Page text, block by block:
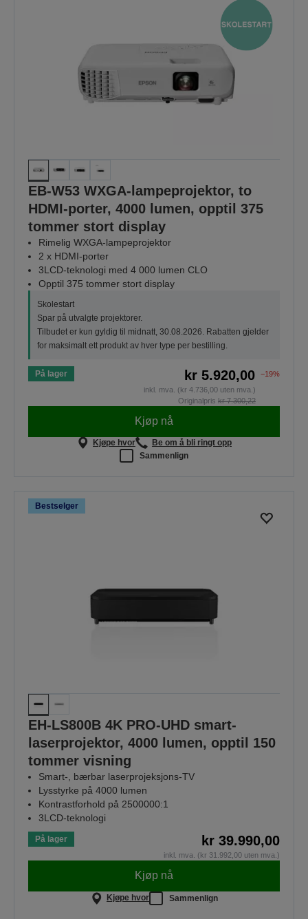
EB-W53 WXGA-lampeprojektor, to
HDMI-porter, 4000 lumen, opptil 375
tommer stort display
Rimelig WXGA-lampeprojektor
2 x HDMI-porter
3LCD-teknologi med 4 000 lumen CLO
Opptil 375 tommer stort display
Skolestart
Spar på utvalgte projektorer.
Tilbudet er kun gyldig til midnatt, 30.08.2026. Rabatten gjelder
for maksimalt ett produkt av hver type per bestilling.
På lager kr 5.920,00
−19%
inkl. mva. (kr 4.736,00 uten mva.)
Originalpris kr 7.300,22
Kjøp nå
Kjøpe hvor
Be om å bli ringt opp
Sammenlign
Bestselger
EH-LS800B 4K PRO-UHD smart-
laserprojektor, 4000 lumen, opptil 150
tommer visning
Smart-, bærbar laserprojeksjons-TV
Lysstyrke på 4000 lumen
Kontrastforhold på 2500000:1
3LCD-teknologi
På lager kr 39.990,00
inkl. mva. (kr 31.992,00 uten mva.)
Kjøp nå
Kjøpe hvor Sammenlign